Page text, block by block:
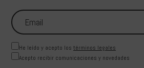
He leído y acepto los términos legales
Acepto recibir comunicaciones y novedades